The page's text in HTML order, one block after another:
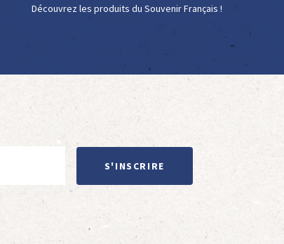
Découvrez les produits du Souvenir Français !
S'INSCRIRE